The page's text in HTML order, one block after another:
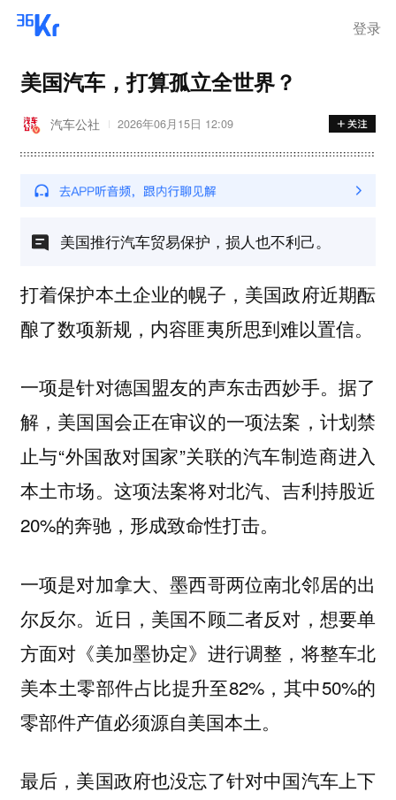
登录
美国汽车，打算孤立全世界？
汽车公社 2026年06月15日 12:09
美国推行汽车贸易保护，损人也不利己。
打着保护本土企业的幌子，美国政府近期酝
酿了数项新规，内容匪夷所思到难以置信。
一项是针对德国盟友的声东击西妙手。据了
解，美国国会正在审议的一项法案，计划禁
止与“外国敌对国家”关联的汽车制造商进入
本土市场。这项法案将对北汽、吉利持股近
20%的奔驰，形成致命性打击。
一项是对加拿大、墨西哥两位南北邻居的出
尔反尔。近日，美国不顾二者反对，想要单
方面对《美加墨协定》进行调整，将整车北
美本土零部件占比提升至82%，其中50%的
零部件产值必须源自美国本土。
最后，美国政府也没忘了针对中国汽车上下